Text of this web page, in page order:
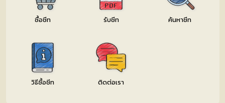
หน้า
ซื้อชีท รับชีท ค้นหาชีท
วิธีซื้อชีท ติดต่อเรา